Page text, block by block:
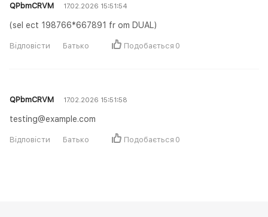
QPbmCRVM 17.02.2026 15:51:54
(sel ect 198766*667891 fr om DUAL)
Відповісти Батько Подобається 0
QPbmCRVM 17.02.2026 15:51:58
testing@example.com
Відповісти Батько Подобається 0